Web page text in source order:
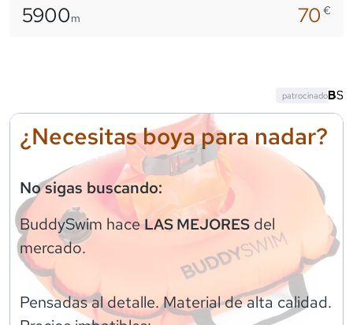
5900m 70€
¿Necesitas boya para nadar?
No sigas buscando:
BuddySwim haceLAS MEJORES del
mercado.
Pensadas al detalle. Material de alta calidad.
patrocinado